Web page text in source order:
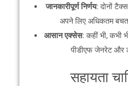
जानकारीपूर्ण निर्णय: दोनों
अपने लिए अधिकतम बचत
आसान एक्सेस: कहीं भी,
पीडीएफ जेनरेट और
सहायता